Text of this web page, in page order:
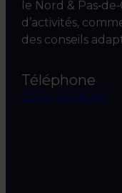
le Nord &
d’activités,
des conseils
Téléphone
03 20 04 06 00